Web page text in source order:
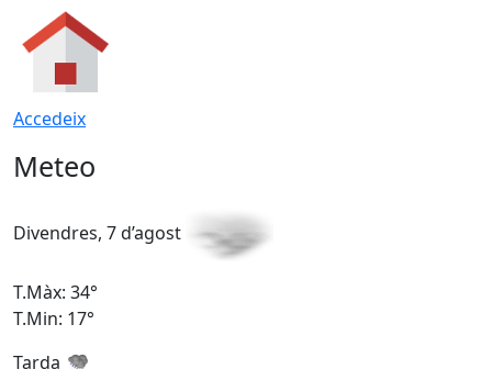
Accedeix
Meteo
Divendres, 7 d’agost
T.Màx: 34°
T.Min: 17°
Tarda